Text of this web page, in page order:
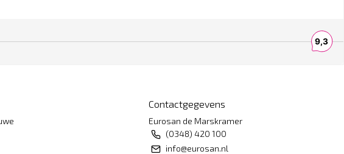
Contactgegevens
Eurosan de Marskramer
(0348) 420 100
info@eurosan.nl